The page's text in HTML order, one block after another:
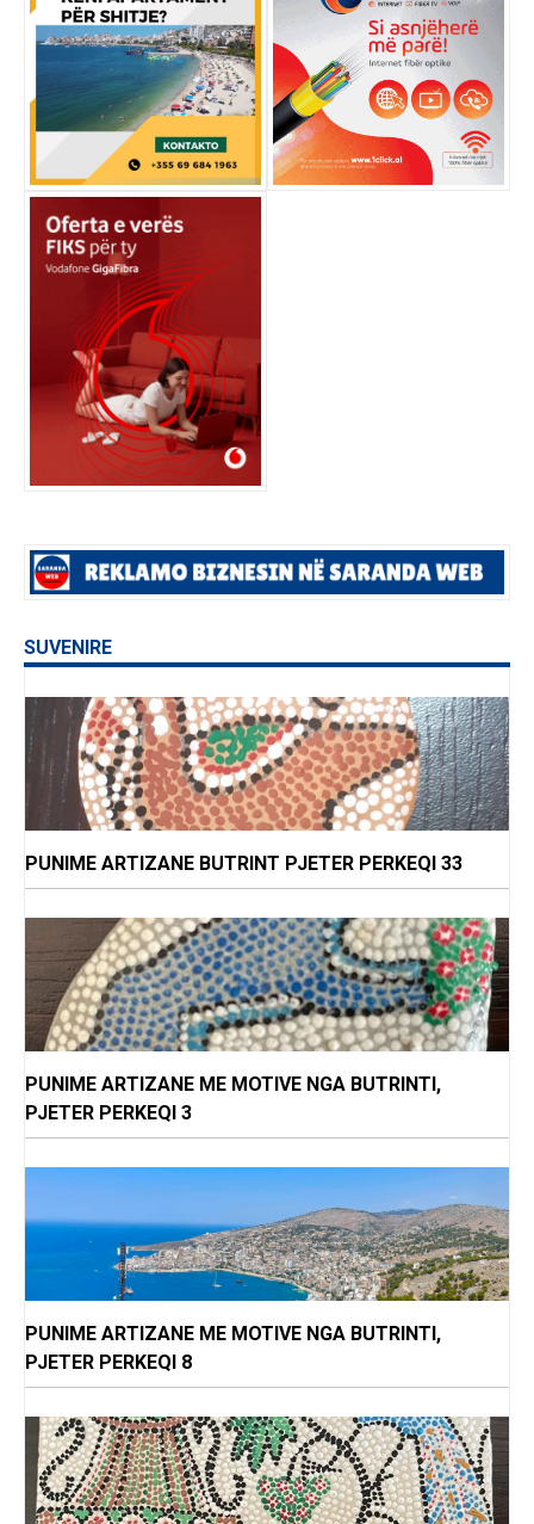
SUVENIRE
PUNIME ARTIZANE BUTRINT PJETER PERKEQI 33
PUNIME ARTIZANE ME MOTIVE NGA BUTRINTI,
PJETER PERKEQI 3
PUNIME ARTIZANE ME MOTIVE NGA BUTRINTI,
PJETER PERKEQI 8